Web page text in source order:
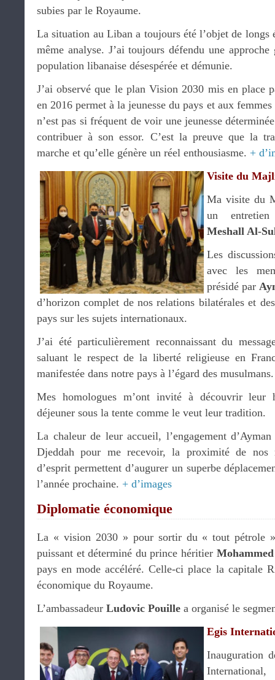
subies par le Royaume.
La situation au Liban a toujours été l’objet de longs
même analyse. J’ai toujours défendu une approche
population libanaise désespérée et démunie.
J’ai observé que le plan Vision 2030 mis en place
en 2016 permet à la jeunesse du pays et aux
n’est pas si fréquent de voir une jeunesse
contribuer à son essor. C’est la preuve que la
marche et qu’elle génère un réel enthousiasme. +
Visite du
Ma visite du
un
Meshall Al-
Les
avec les
présidé par
d’horizon complet de nos relations bilatérales et
pays sur les sujets internationaux.
J’ai été particulièrement reconnaissant du
saluant le respect de la liberté religieuse en
manifestée dans notre pays à l’égard des musulmans.
Mes homologues m’ont invité à découvrir leur
déjeuner sous la tente comme le veut leur tradition.
La chaleur de leur accueil, l’engagement
Djeddah pour me recevoir, la proximité de nos
d’esprit permettent d’augurer un superbe
l’année prochaine. + d’images
Diplomatie économique
La « vision 2030 » pour sortir du « tout pétrole
puissant et déterminé du prince héritier
pays en mode accéléré. Celle-ci place la capitale
économique du Royaume.
L’ambassadeur Ludovic Pouille a organisé le
Egis
Inauguration